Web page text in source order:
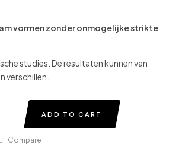
vormen zonder onmogelijke strikte
studies. De resultaten kunnen van
ADD TO CART
Compare